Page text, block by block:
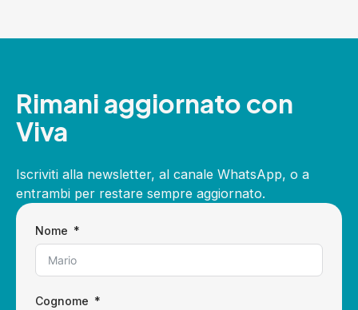
Rimani aggiornato con
Viva
Iscriviti alla newsletter, al canale WhatsApp, o a
entrambi per restare sempre aggiornato.
Nome
Cognome